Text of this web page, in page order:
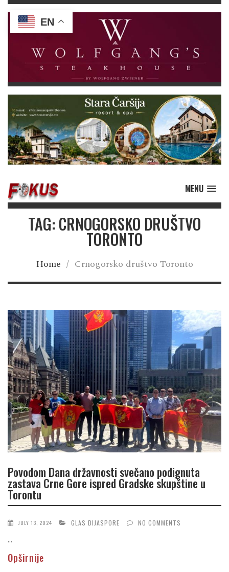
MENU
TAG: CRNOGORSKO DRUŠTVO
TORONTO
Home / Crnogorsko društvo Toronto
Povodom Dana državnosti svečano podignuta
zastava Crne Gore ispred Gradske skupštine u
Torontu
JULY 13, 2024 GLAS DIJASPORE NO COMMENTS
...
Opširnije
EN